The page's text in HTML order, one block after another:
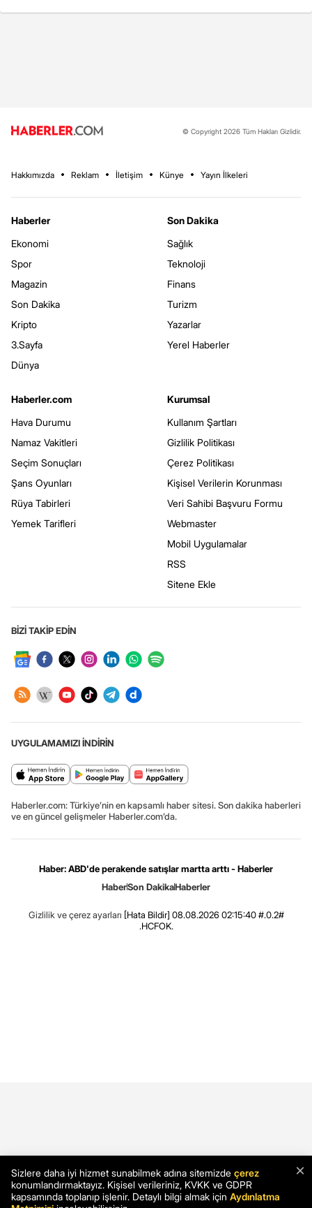
© Copyright 2026 Tüm Hakları Gizlidir.
Hakkımızda Reklam İletişim Künye Yayın İlkeleri
Haberler
Ekonomi
Spor
Magazin
Son Dakika
Kripto
3.Sayfa
Dünya
Son Dakika
Sağlık
Teknoloji
Finans
Turizm
Yazarlar
Yerel Haberler
Haberler.com
Hava Durumu
Namaz Vakitleri
Seçim Sonuçları
Şans Oyunları
Rüya Tabirleri
Yemek Tarifleri
Kurumsal
Kullanım Şartları
Gizlilik Politikası
Çerez Politikası
Kişisel Verilerin Korunması
Veri Sahibi Başvuru Formu
Webmaster
Mobil Uygulamalar
RSS
Sitene Ekle
BİZİ TAKİP EDİN
UYGULAMAMIZI İNDİRİN
Haberler.com: Türkiye’nin en kapsamlı haber sitesi. Son dakika haberleri
ve en güncel gelişmeler Haberler.com’da.
Haber: ABD'de perakende satışlar martta arttı - Haberler
HaberSon DakikaHaberler
Gizlilik ve çerez ayarları [Hata Bildir] 08.08.2026 02:15:40 #.0.2#
.HCFOK.
×
Sizlere daha iyi hizmet sunabilmek adına sitemizde çerez
konumlandırmaktayız. Kişisel verileriniz, KVKK ve GDPR
kapsamında toplanıp işlenir. Detaylı bilgi almak için Aydınlatma